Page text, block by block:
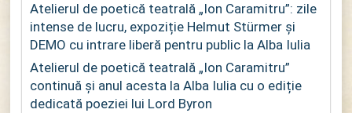
Atelierul de poetică teatrală „Ion Caramitru”: zile
intense de lucru, expoziție Helmut Stürmer și
DEMO cu intrare liberă pentru public la Alba Iulia
Atelierul de poetică teatrală „Ion Caramitru”
continuă și anul acesta la Alba Iulia cu o ediție
dedicată poeziei lui Lord Byron